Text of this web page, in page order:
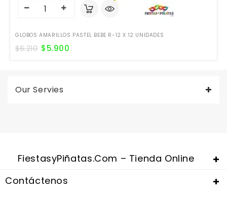
GLOBOS AMARILLOS PASTEL BEBE R-12 X 12 UNIDADES
$6.210 $5.900
Our Servies
FiestasyPiñatas.com – Tienda Online
Contáctenos